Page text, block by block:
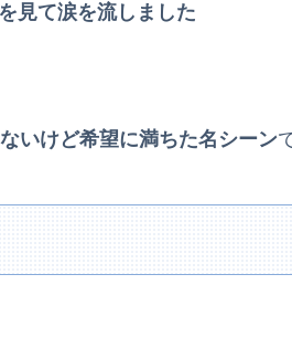
見て涙を流しました
いけど希望に満ちた名シーン